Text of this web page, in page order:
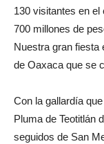
130 visitantes en el
700 millones de
Nuestra gran fiesta
de Oaxaca que se
Con la gallardía
Pluma de Teotitlán
seguidos de San